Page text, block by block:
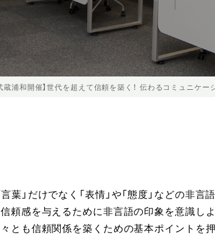
蔵浦和開催】世代を超えて信頼を築く！ 伝わるコミュニケ
葉」だけでなく「表情」や「態度」などの非言
信頼感を与えるために非言語の印象を意識し
とも信頼関係を築くための基本ポイントを押